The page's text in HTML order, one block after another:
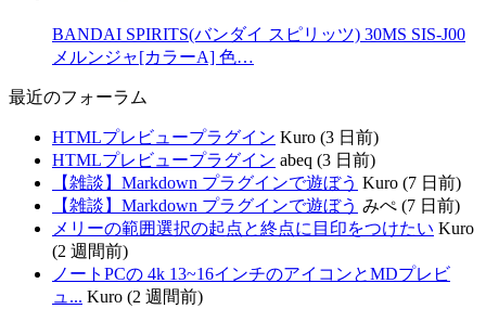
BANDAI SPIRITS(バンダイ スピリッツ) 30MS SIS-J00
メルンジャ[カラーA] 色…
最近のフォーラム
HTMLプレビュープラグイン Kuro (3 日前)
HTMLプレビュープラグイン abeq (3 日前)
【雑談】Markdown プラグインで遊ぼう Kuro (7 日前)
【雑談】Markdown プラグインで遊ぼう みぺ (7 日前)
メリーの範囲選択の起点と終点に目印をつけたい Kuro
(2 週間前)
ノートPCの 4k 13~16インチのアイコンとMDプレビ
ュ... Kuro (2 週間前)